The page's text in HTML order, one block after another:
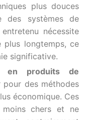
plus douces
des systèmes de
nécessite
plus longtemps, ce
significative.
en produits de
des méthodes
économique. Ces
moins chers et ne